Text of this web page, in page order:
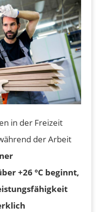
in der Freizeit
der Arbeit
+26 °C beginnt,